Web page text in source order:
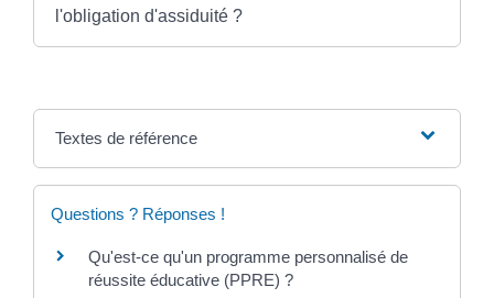
l'obligation d'assiduité ?
Textes de référence
Questions ? Réponses !
Qu'est-ce qu'un programme personnalisé de
réussite éducative (PPRE) ?